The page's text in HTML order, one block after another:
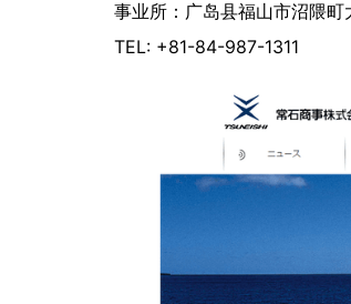
事业所：广岛县福山市沼隈町
TEL: +81-84-987-1311